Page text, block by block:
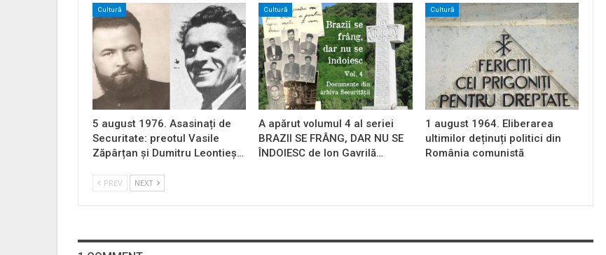
Cultură
5 august 1976. Asasinați de
Securitate: preotul Vasile
Zăpârțan și Dumitru Leontieș…
Cultură
A apărut volumul 4 al seriei
BRAZII SE FRÂNG, DAR NU SE
ÎNDOIESC de Ion Gavrilă…
Cultură
1 august 1964. Eliberarea
ultimilor deținuți politici din
România comunistă
PREV NEXT